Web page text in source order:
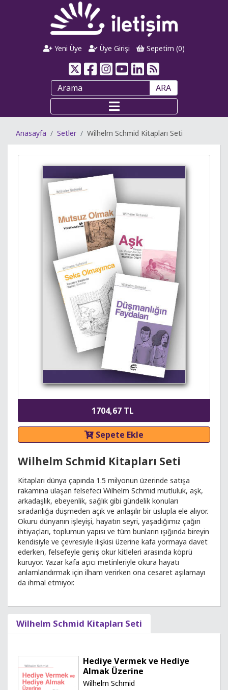
Yeni Üye Üye Girişi Sepetim (0)
ARA
Anasayfa Setler Wilhelm Schmid Kitapları Seti
1704,67 TL
Sepete Ekle
Wilhelm Schmid Kitapları Seti
Kitapları dünya çapında 1.5 milyonun üzerinde satışa
rakamına ulaşan felsefeci Wilhelm Schmid mutluluk, aşk,
arkadaşlık, ebeyenlik, sağlık gibi gündelik konuları
sıradanlığa düşmeden açık ve anlaşılır bir üslupla ele alıyor.
Okuru dünyanın işleyişi, hayatın seyri, yaşadığımız çağın
ihtiyaçları, toplumun yapısı ve tüm bunların ışığında bireyin
kendisiyle ve çevresiyle ilişkisi üzerine kafa yormaya davet
ederken, felsefeyle geniş okur kitleleri arasında köprü
kuruyor. Yazar kafa açıcı metinleriyle okura hayatı
anlamlandırmak için ilham verirken ona cesaret aşılamayı
da ihmal etmiyor.
Wilhelm Schmid Kitapları Seti
Hediye Vermek ve Hediye
Almak Üzerine
Wilhelm Schmid